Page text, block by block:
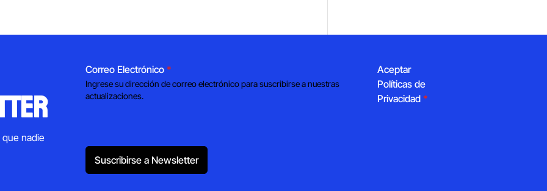
nadie
Correo Electrónico *
Ingrese su dirección de correo electrónico para suscribirse a nuestras
actualizaciones.
Aceptar
Políticas de
Privacidad *
Suscribirse a Newsletter